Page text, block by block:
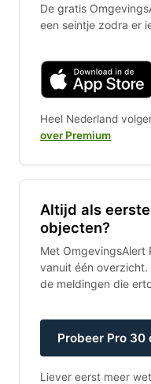
De gratis
een seintje zodra er
Heel Nederland
over Premium
Altijd als
objecten?
Met OmgevingsAlert
vanuit één
de meldingen die
Probeer Pro
Liever eerst meer